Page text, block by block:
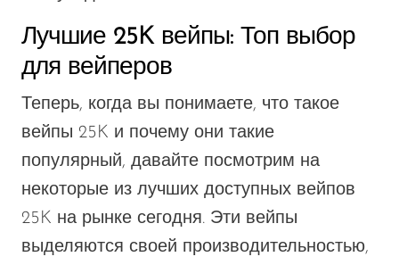
Лучшие 25K вейпы: Топ выбор
для вейперов
Теперь, когда вы понимаете, что такое
вейпы 25K и почему они такие
популярный, давайте посмотрим на
некоторые из лучших доступных вейпов
25K на рынке сегодня. Эти вейпы
выделяются своей производительностью,